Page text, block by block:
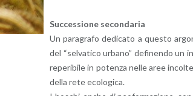
Suc­ces­sio­ne se­con­da­ria
Un pa­ra­gra­fo de­di­ca­to a que­sto
del “sel­va­ti­co ur­ba­no” de­fi­nen­do un
re­pe­ri­bi­le in po­ten­za nelle aree
della rete eco­lo­gi­ca.